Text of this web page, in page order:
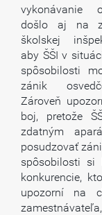
vykonávanie
došlo aj na
školskej
aby ŠŠI v
spôsobilosti
zánik
Zároveň
boj, pretože
zdatným
posudzovať
spôsobilosti si
konkurencie,
upozorní na